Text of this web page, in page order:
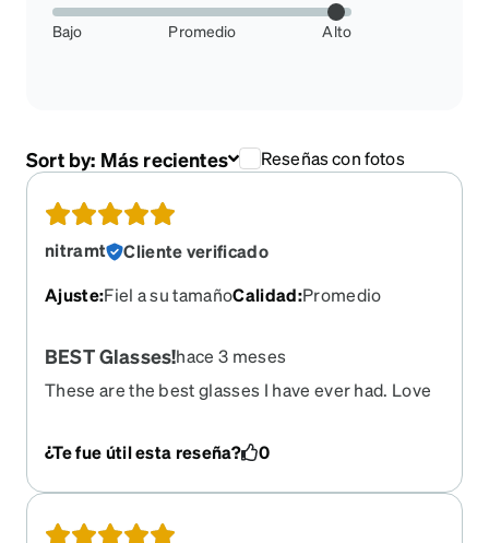
Bajo Promedio Alto
Sort by: Más recientes Reseñas con fotos
nitramt
Cliente verificado
Ajuste:Fiel a su tamañoCalidad:Promedio
BEST Glasses!hace 3 meses
These are the best glasses I have ever had. Love
of retirement!
¿Te fue útil esta reseña? 0